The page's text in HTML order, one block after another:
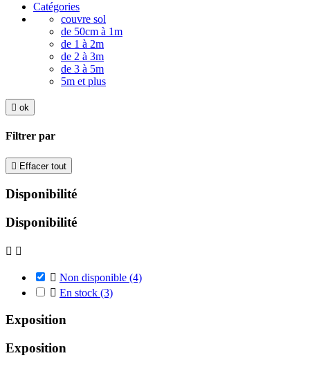
Catégories
couvre sol
de 50cm à 1m
de 1 à 2m
de 2 à 3m
de 3 à 5m
5m et plus
 ok
Filtrer par
 Effacer tout
Disponibilité
Disponibilité
 
 Non disponible (4)
 En stock (3)
Exposition
Exposition